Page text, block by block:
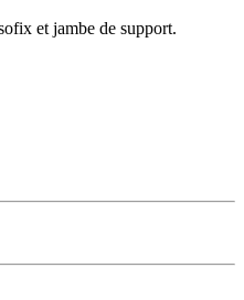
et jambe de support.